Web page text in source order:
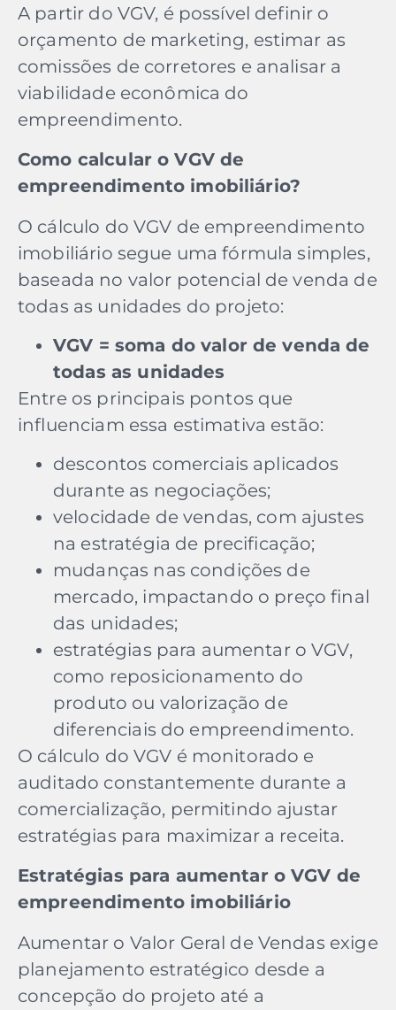
A partir do VGV, é possível definir o
orçamento de marketing, estimar as
comissões de corretores e analisar a
viabilidade econômica do
empreendimento.
Como calcular o VGV de
empreendimento imobiliário?
O cálculo do VGV de empreendimento
imobiliário segue uma fórmula simples,
baseada no valor potencial de venda de
todas as unidades do projeto:
VGV = soma do valor de venda de
todas as unidades
Entre os principais pontos que
influenciam essa estimativa estão:
descontos comerciais aplicados
durante as negociações;
velocidade de vendas, com ajustes
na estratégia de precificação;
mudanças nas condições de
mercado, impactando o preço final
das unidades;
estratégias para aumentar o VGV,
como reposicionamento do
produto ou valorização de
diferenciais do empreendimento.
O cálculo do VGV é monitorado e
auditado constantemente durante a
comercialização, permitindo ajustar
estratégias para maximizar a receita.
Estratégias para aumentar o VGV de
empreendimento imobiliário
Aumentar o Valor Geral de Vendas exige
planejamento estratégico desde a
concepção do projeto até a